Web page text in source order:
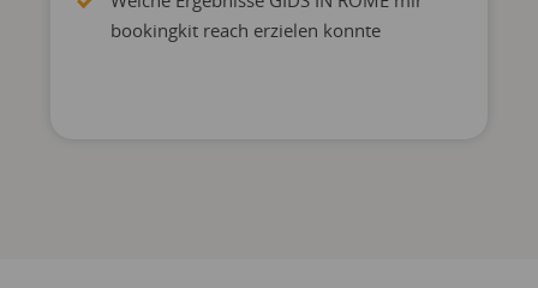
bookingkit reach erzielen konnte